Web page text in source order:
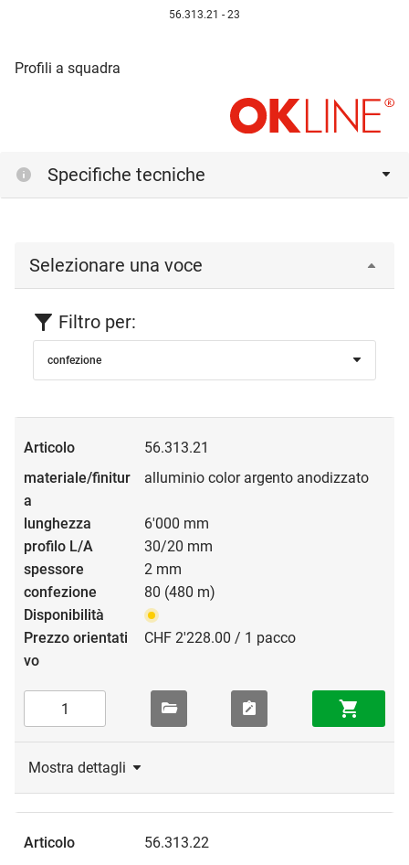
56.313.21 - 23
Profili a squadra
Specifiche tecniche
Selezionare una voce
Filtro per:
confezione
56.313.21
alluminio color argento anodizzato
6'000 mm
30/20 mm
2 mm
80 (480 m)
CHF 2'228.00 / 1 pacco
Mostra dettagli
56.313.22